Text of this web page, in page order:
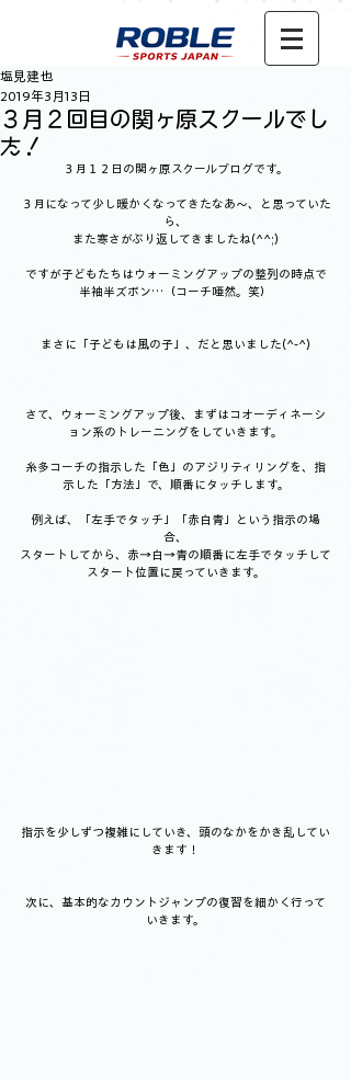
３月２回目の関ヶ原スクールでし
た！
塩見建也
2019年3月13日
３月１２日の関ヶ原スクールブログです。
３月になって少し暖かくなってきたなあ～、と思っていた
ら、
また寒さがぶり返してきましたね(^^;)
ですが子どもたちはウォーミングアップの整列の時点で
半袖半ズボン…（コーチ唖然。笑）
まさに「子どもは風の子」、だと思いました(^-^)
さて、ウォーミングアップ後、まずはコオーディネーシ
ョン系のトレーニングをしていきます。
糸多コーチの指示した「色」のアジリティリングを、指
示した「方法」で、順番にタッチします。
例えば、「左手でタッチ」「赤白青」という指示の場
合、
スタートしてから、赤→白→青の順番に左手でタッチして
スタート位置に戻っていきます。
指示を少しずつ複雑にしていき、頭のなかをかき乱してい
きます！
次に、基本的なカウントジャンプの復習を細かく行って
いきます。